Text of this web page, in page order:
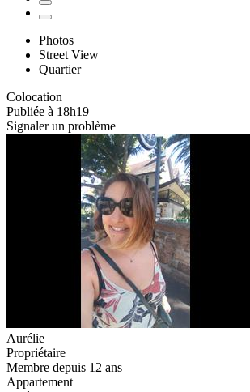
Photos
Street View
Quartier
Colocation
Publiée à 18h19
Signaler un problème
Aurélie
Propriétaire
Membre depuis 12 ans
Appartement